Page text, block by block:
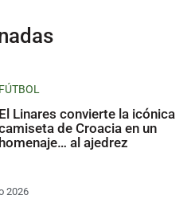
FÚTBOL
El Linares convierte la icónica
de Croacia en un
homenaje… al ajedrez
2026